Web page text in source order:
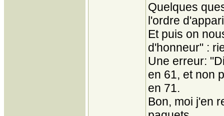
Quelques
l'ordre
Et puis on
d'honneur" :
Une erreur:
en 61, et non
en 71.
Bon, moi j'en